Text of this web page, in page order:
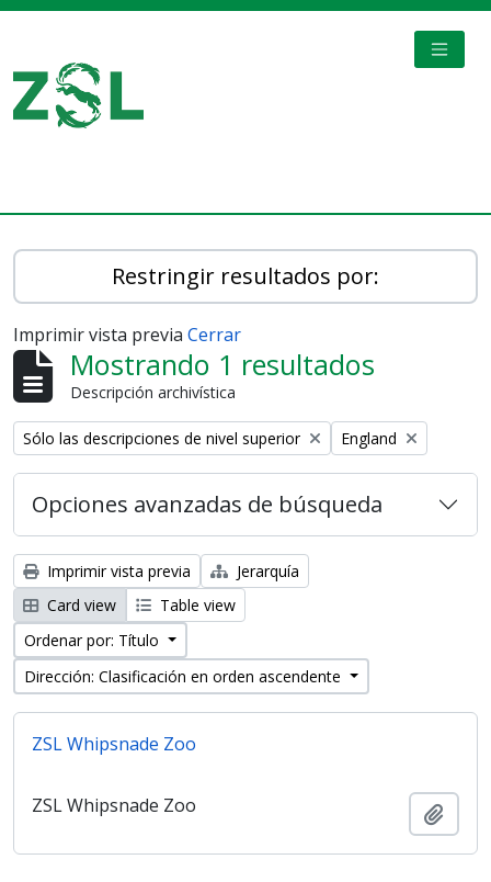
Restringir resultados por:
Imprimir vista previa Cerrar
Mostrando 1 resultados
Descripción archivística
Remove filter:
Sólo las descripciones de nivel superior Remove filter:
England
Opciones avanzadas de búsqueda
Imprimir vista previa
Jerarquía
Card view
Table view
Ordenar por: Título
Dirección: Clasificación en orden ascendente
ZSL Whipsnade Zoo
ZSL Whipsnade Zoo